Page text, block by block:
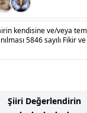
kendisine ve/veya
5846 sayılı Fikir
Şiiri Değerlendirin